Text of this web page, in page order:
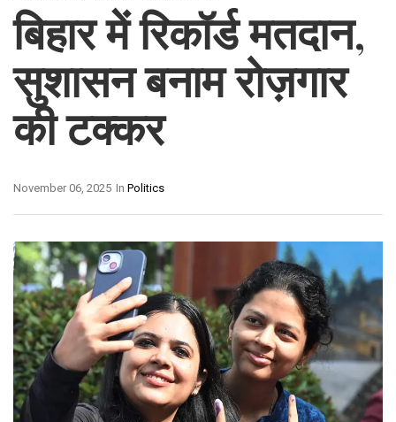
बिहार में रिकॉर्ड मतदान,
सुशासन बनाम रोज़गार
की टक्कर
In Politics
November 06, 2025